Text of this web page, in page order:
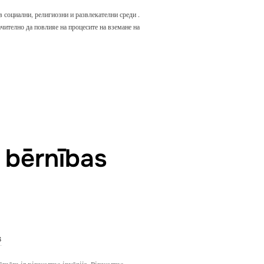
религиозни и развлекателни среди .
да повлияе на процесите на вземане на